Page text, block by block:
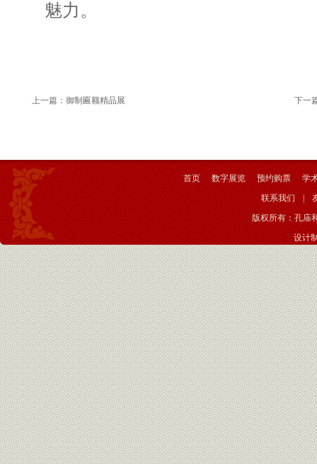
魅力。
上一篇： 御制匾额精品展 下一
首页 数字展览 预约购票
学
联系我们
版权所有：孔庙
设计